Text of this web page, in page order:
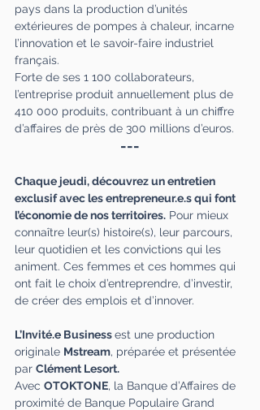
pays dans la production d’unités
extérieures de pompes à chaleur, incarne
l’innovation et le savoir-faire industriel
français.
Forte de ses 1 100 collaborateurs,
l’entreprise produit annuellement plus de
410 000 produits, contribuant à un chiffre
d’affaires de près de 300 millions d’euros.
---
Chaque jeudi, découvrez un entretien
exclusif avec les entrepreneur.e.s qui font
l’économie de nos territoires. Pour mieux
connaître leur(s) histoire(s), leur parcours,
leur quotidien et les convictions qui les
animent. Ces femmes et ces hommes qui
ont fait le choix d’entreprendre, d’investir,
de créer des emplois et d’innover.
L’Invité.e Businessest une production
originale Mstream, préparée et présentée
par Clément Lesort.
Avec OTOKTONE, la Banque d’Affaires de
proximité de Banque Populaire Grand